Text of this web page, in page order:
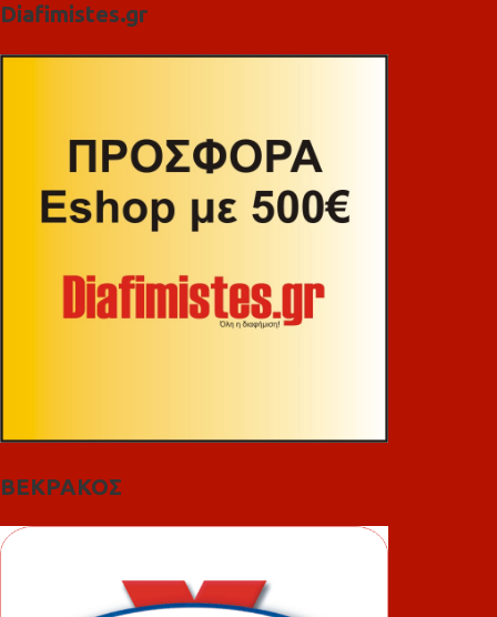
Diafimistes.gr
ΒΕΚΡΑΚΟΣ